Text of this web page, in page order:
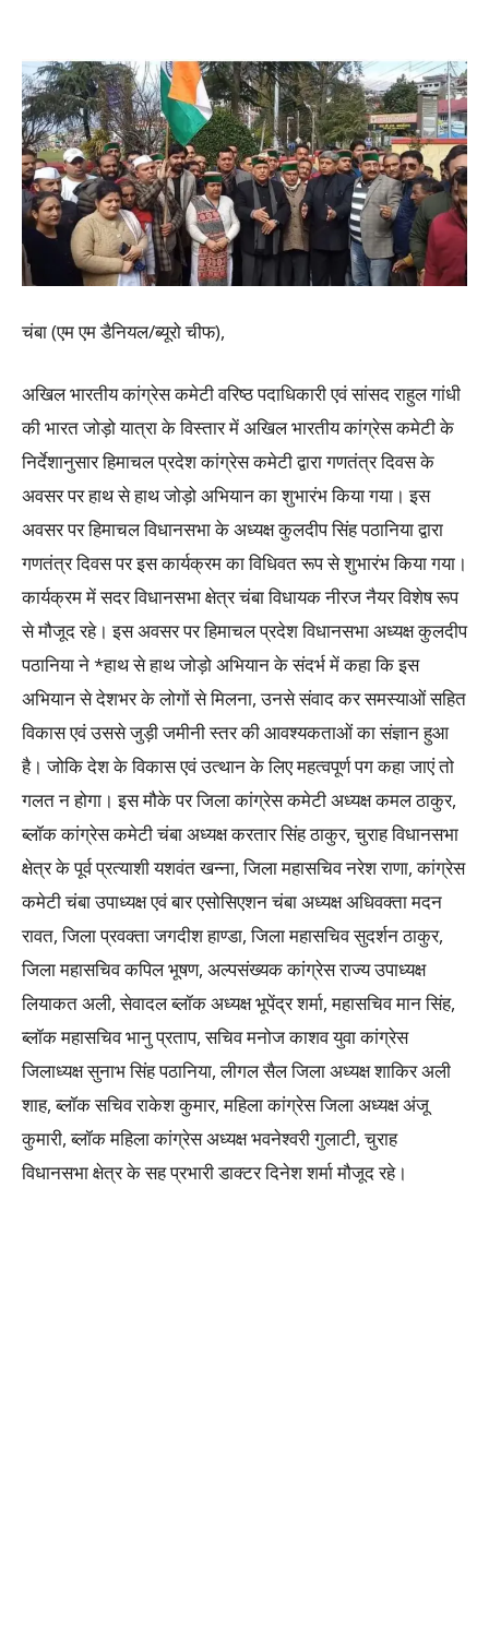
चंबा (एम एम डैनियल/ब्यूरो चीफ),
अखिल भारतीय कांग्रेस कमेटी वरिष्ठ पदाधिकारी एवं सांसद राहुल गांधी
की भारत जोड़ो यात्रा के विस्तार में अखिल भारतीय कांग्रेस कमेटी के
निर्देशानुसार हिमाचल प्रदेश कांग्रेस कमेटी द्वारा गणतंत्र दिवस के
अवसर पर हाथ से हाथ जोड़ो अभियान का शुभारंभ किया गया। इस
अवसर पर हिमाचल विधानसभा के अध्यक्ष कुलदीप सिंह पठानिया द्वारा
गणतंत्र दिवस पर इस कार्यक्रम का विधिवत रूप से शुभारंभ किया गया।
कार्यक्रम में सदर विधानसभा क्षेत्र चंबा विधायक नीरज नैयर विशेष रूप
से मौजूद रहे। इस अवसर पर हिमाचल प्रदेश विधानसभा अध्यक्ष कुलदीप
पठानिया ने *हाथ से हाथ जोड़ो अभियान के संदर्भ में कहा कि इस
अभियान से देशभर के लोगों से मिलना, उनसे संवाद कर समस्याओं सहित
विकास एवं उससे जुड़ी जमीनी स्तर की आवश्यकताओं का संज्ञान हुआ
है। जोकि देश के विकास एवं उत्थान के लिए महत्वपूर्ण पग कहा जाएं तो
गलत न होगा। इस मौके पर जिला कांग्रेस कमेटी अध्यक्ष कमल ठाकुर,
ब्लॉक कांग्रेस कमेटी चंबा अध्यक्ष करतार सिंह ठाकुर, चुराह विधानसभा
क्षेत्र के पूर्व प्रत्याशी यशवंत खन्ना, जिला महासचिव नरेश राणा, कांग्रेस
कमेटी चंबा उपाध्यक्ष एवं बार एसोसिएशन चंबा अध्यक्ष अधिवक्ता मदन
रावत, जिला प्रवक्ता जगदीश हाण्डा, जिला महासचिव सुदर्शन ठाकुर,
जिला महासचिव कपिल भूषण, अल्पसंख्यक कांग्रेस राज्य उपाध्यक्ष
लियाकत अली, सेवादल ब्लॉक अध्यक्ष भूपेंद्र शर्मा, महासचिव मान सिंह,
ब्लॉक महासचिव भानु प्रताप, सचिव मनोज काशव युवा कांग्रेस
जिलाध्यक्ष सुनाभ सिंह पठानिया, लीगल सैल जिला अध्यक्ष शाकिर अली
शाह, ब्लॉक सचिव राकेश कुमार, महिला कांग्रेस जिला अध्यक्ष अंजू
कुमारी, ब्लॉक महिला कांग्रेस अध्यक्ष भवनेश्वरी गुलाटी, चुराह
विधानसभा क्षेत्र के सह प्रभारी डाक्टर दिनेश शर्मा मौजूद रहे‌।